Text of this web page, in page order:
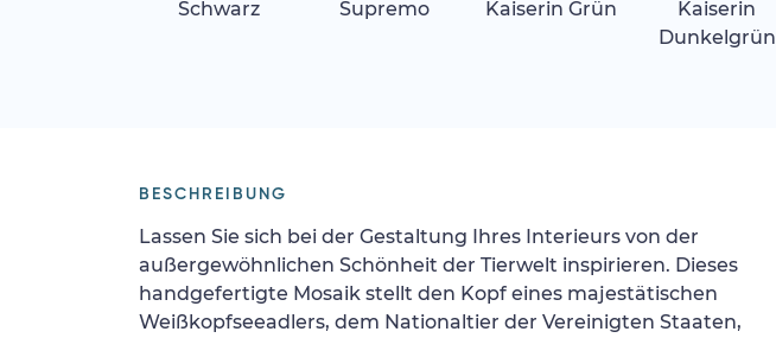
Schwarz Supremo Kaiserin Grün
Kaiserin
Dunkelgrün
BESCHREIBUNG
Lassen Sie sich bei der Gestaltung Ihres Interieurs von der
außergewöhnlichen Schönheit der Tierwelt inspirieren. Dieses
handgefertigte Mosaik stellt den Kopf eines majestätischen
Weißkopfseeadlers, dem Nationaltier der Vereinigten Staaten,